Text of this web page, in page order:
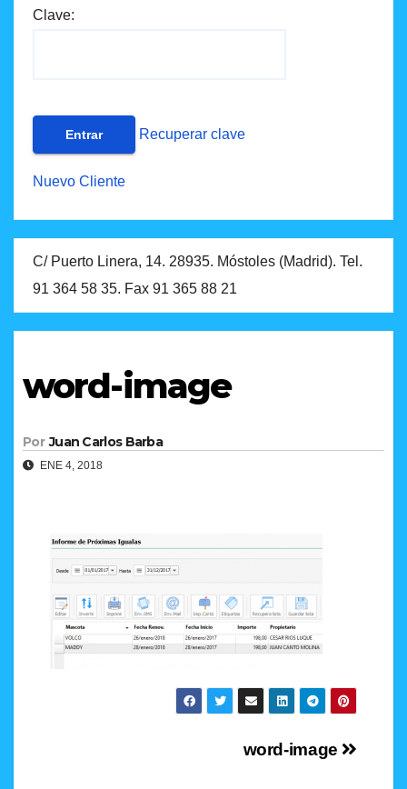
Clave:
Recuperar clave
Nuevo Cliente
C/ Puerto Linera, 14. 28935. Móstoles (Madrid). Tel.
91 364 58 35. Fax 91 365 88 21
word-image
Por Juan Carlos Barba
ENE 4, 2018
word-image